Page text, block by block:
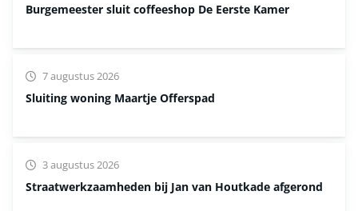
Burgemeester sluit coffeeshop De Eerste Kamer
Sluiting woning Maartje Offerspad
7 augustus 2026
Straatwerkzaamheden bij Jan van Houtkade afgerond
3 augustus 2026